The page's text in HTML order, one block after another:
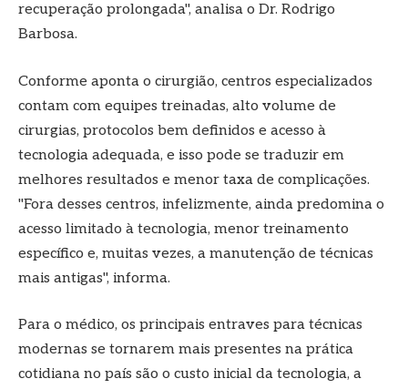
recuperação prolongada", analisa o Dr. Rodrigo
Barbosa.
Conforme aponta o cirurgião, centros especializados
contam com equipes treinadas, alto volume de
cirurgias, protocolos bem definidos e acesso à
tecnologia adequada, e isso pode se traduzir em
melhores resultados e menor taxa de complicações.
"Fora desses centros, infelizmente, ainda predomina o
acesso limitado à tecnologia, menor treinamento
específico e, muitas vezes, a manutenção de técnicas
mais antigas", informa.
Para o médico, os principais entraves para técnicas
modernas se tornarem mais presentes na prática
cotidiana no país são o custo inicial da tecnologia, a